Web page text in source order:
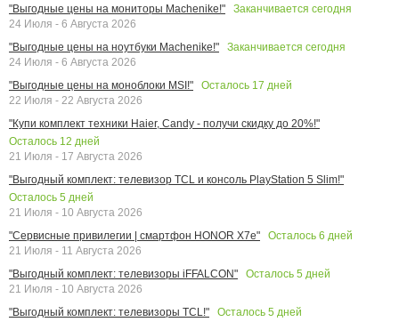
"Выгодные цены на мониторы Machenike!"
Заканчивается сегодня
24 Июля - 6 Августа 2026
"Выгодные цены на ноутбуки Machenike!"
Заканчивается сегодня
24 Июля - 6 Августа 2026
"Выгодные цены на моноблоки MSI!"
Осталось 17 дней
22 Июля - 22 Августа 2026
"Купи комплект техники Haier, Candy - получи скидку до 20%!"
Осталось 12 дней
21 Июля - 17 Августа 2026
"Выгодный комплект: телевизор TCL и консоль PlayStation 5 Slim!"
Осталось 5 дней
21 Июля - 10 Августа 2026
"Сервисные привилегии | смартфон HONOR X7e"
Осталось 6 дней
21 Июля - 11 Августа 2026
"Выгодный комплект: телевизоры iFFALCON"
Осталось 5 дней
21 Июля - 10 Августа 2026
"Выгодный комплект: телевизоры TCL!"
Осталось 5 дней